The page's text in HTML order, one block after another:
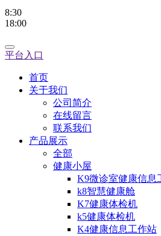
8:30
18:00
平台入口
首页
关于我们
公司简介
在线留言
联系我们
产品展示
全部
健康小屋
K9微诊室健康信息
k8智慧健康舱
K7健康体检机
k5健康体检机
K4健康信息工作站